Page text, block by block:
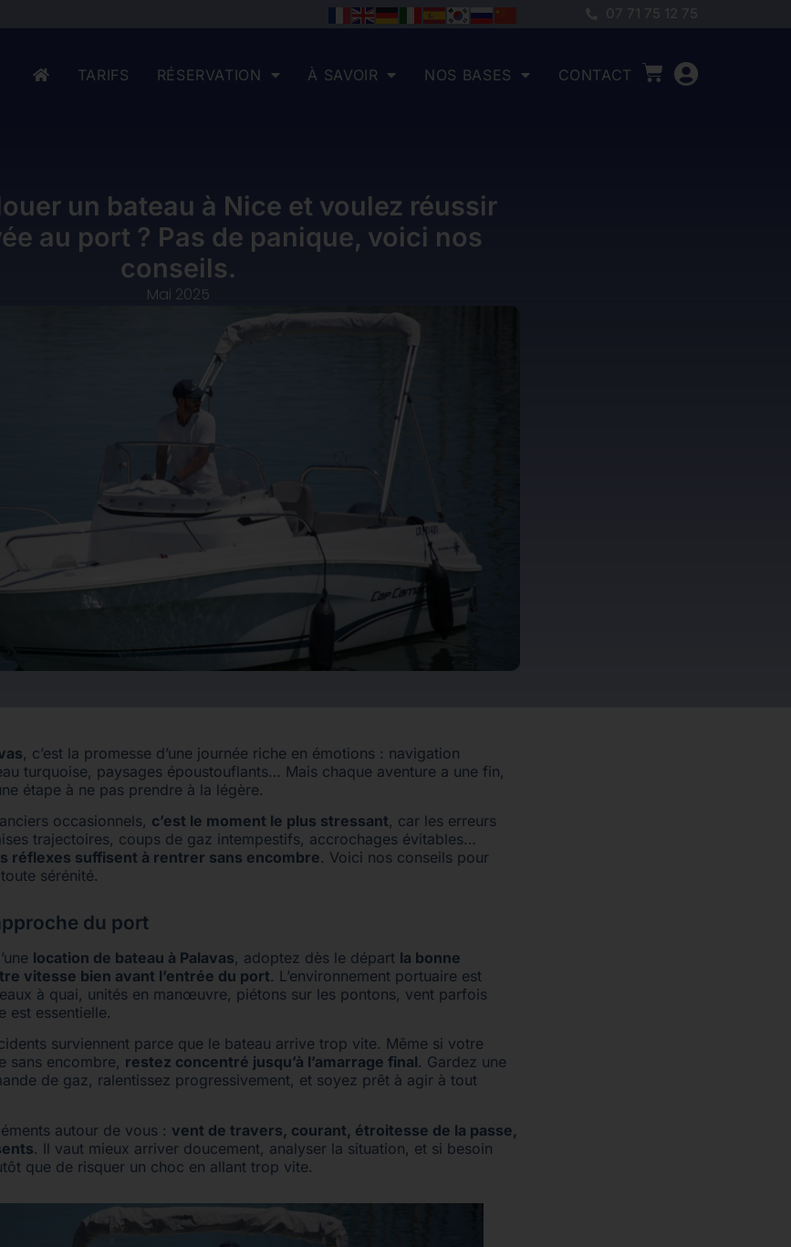
07 71 75 12 75
TARIFS RÉSERVATION À SAVOIR NOS BASES CONTACT
un bateau à Nice et voulez réussir
au port ? Pas de panique, voici nos
conseils.
Mai 2025
, c’est la promesse d’une journée riche en émotions : navigation
turquoise, paysages époustouflants… Mais chaque aventure a une fin,
étape à ne pas prendre à la légère.
occasionnels, c’est le moment le plus stressant, car les erreurs
trajectoires, coups de gaz intempestifs, accrochages évitables…
réflexes suffisent à rentrer sans encombre. Voici nos conseils pour
sérénité.
du port
location de bateau à Palavas, adoptez dès le départ la bonne
vitesse bien avant l’entrée du port. L’environnement portuaire est
à quai, unités en manœuvre, piétons sur les pontons, vent parfois
est essentielle.
surviennent parce que le bateau arrive trop vite. Même si votre
sans encombre, restez concentré jusqu’à l’amarrage final. Gardez une
de gaz, ralentissez progressivement, et soyez prêt à agir à tout
autour de vous : vent de travers, courant, étroitesse de la passe,
. Il vaut mieux arriver doucement, analyser la situation, et si besoin
que de risquer un choc en allant trop vite.